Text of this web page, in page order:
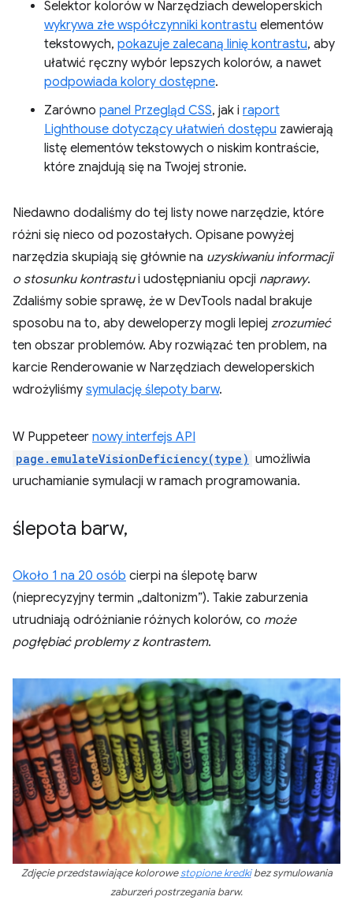
Selektor kolorów w Narzędziach deweloperskich
wykrywa złe współczynniki kontrastu elementów
tekstowych, pokazuje zalecaną linię kontrastu, aby
ułatwić ręczny wybór lepszych kolorów, a nawet
podpowiada kolory dostępne.
Zarówno panel Przegląd CSS, jak i raport
Lighthouse dotyczący ułatwień dostępu zawierają
listę elementów tekstowych o niskim kontraście,
które znajdują się na Twojej stronie.
Niedawno dodaliśmy do tej listy nowe narzędzie, które
różni się nieco od pozostałych. Opisane powyżej
narzędzia skupiają się głównie na uzyskiwaniu informacji
o stosunku kontrastui udostępnianiu opcji naprawy.
Zdaliśmy sobie sprawę, że w DevTools nadal brakuje
sposobu na to, aby deweloperzy mogli lepiej zrozumieć
ten obszar problemów. Aby rozwiązać ten problem, na
karcie Renderowanie w Narzędziach deweloperskich
wdrożyliśmy symulację ślepoty barw.
W Puppeteer nowy interfejs API
page.emulateVisionDeficiency(type) umożliwia
uruchamianie symulacji w ramach programowania.
ślepota barw,
Około 1 na 20 osób cierpi na ślepotę barw
(nieprecyzyjny termin „daltonizm”). Takie zaburzenia
utrudniają odróżnianie różnych kolorów, co może
pogłębiać problemy z kontrastem.
Zdjęcie przedstawiające kolorowestopione kredkibez symulowania
zaburzeń postrzegania barw.